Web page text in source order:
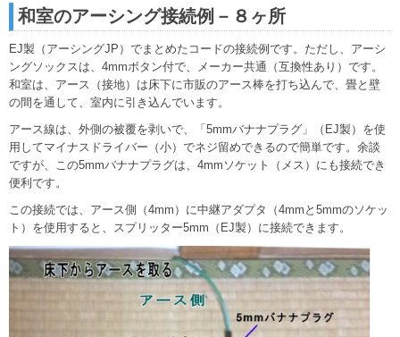
和室のアーシング接続例－８ヶ所
EJ製（アーシングJP）でまとめたコードの接続例です。ただし、アーシ
ングソックスは、4mmボタン付で、メーカー共通（互換性あり）です。
和室は、アース（接地）は床下に市販のアース棒を打ち込んで、畳と壁
の間を通して、室内に引き込んでいます。
アース線は、外側の被覆を剥いで、「5mmバナナプラグ」（EJ製）を使
用してマイナスドライバー（小）でネジ留めできるので簡単です。余談
ですが、この5mmバナナプラグは、4mmソケット（メス）にも接続でき
便利です。
この接続では、アース側（4mm）に中継アダプタ（4mmと5mmのソケッ
ト）を使用すると、スプリッター5mm（EJ製）に接続できます。